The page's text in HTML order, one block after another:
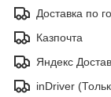
Доставка по
Казпочта
Яндекс
inDriver